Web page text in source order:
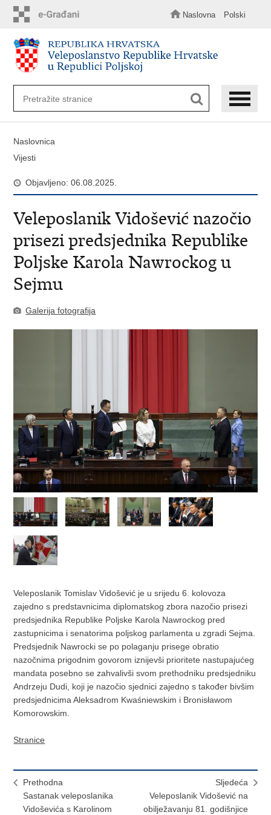
sadržaj
Naslovna Polski
Naslovnica
Vijesti
Objavljeno: 06.08.2025.
Veleposlanik Vidošević nazočio
prisezi predsjednika Republike
Poljske Karola Nawrockog u
Sejmu
Galerija fotografija
Veleposlanik Tomislav Vidošević je u srijedu 6. kolovoza
zajedno s predstavnicima diplomatskog zbora nazočio prisezi
predsjednika Republike Poljske Karola Nawrockog pred
zastupnicima i senatorima poljskog parlamenta u zgradi Sejma.
Predsjednik Nawrocki se po polaganju prisege obratio
nazočnima prigodnim govorom iznijevši prioritete nastupajućeg
mandata posebno se zahvalivši svom prethodniku predsjedniku
Andrzeju Dudi, koji je nazočio sjednici zajedno s također bivšim
predsjednicima Aleksadrom Kwaśniewskim i Bronisławom
Komorowskim.
Stranice
Prethodna
Sastanak veleposlanika
Vidoševića s Karolinom
Sljedeća
Veleposlanik Vidošević na
obilježavanju 81. godišnjice